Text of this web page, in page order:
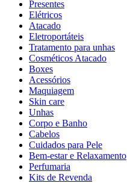
Presentes
Elétricos
Atacado
Eletroportáteis
Tratamento para unhas
Cosméticos Atacado
Boxes
Acessórios
Maquiagem
Skin care
Unhas
Corpo e Banho
Cabelos
Cuidados para Pele
Bem-estar e Relaxamento
Perfumaria
Kits de Revenda